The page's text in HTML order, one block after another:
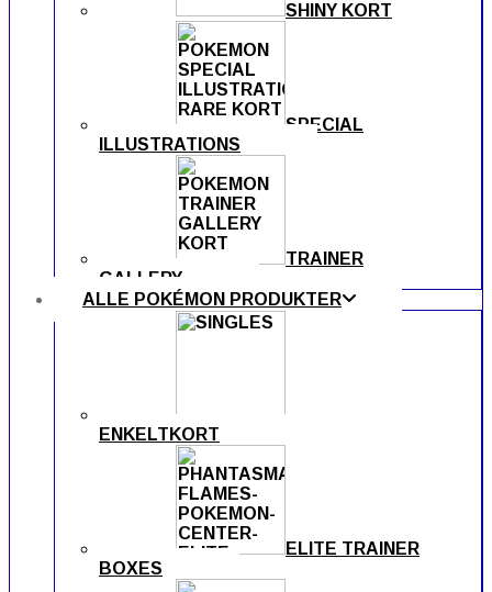
SHINY KORT
SPECIAL
ILLUSTRATIONS
TRAINER
GALLERY
ALLE POKÉMON PRODUKTER
ENKELTKORT
ELITE TRAINER
BOXES